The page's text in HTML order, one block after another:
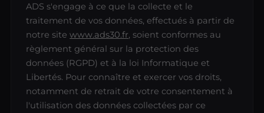
ADS s'engage à ce que la collecte et le
traitement de vos données, effectués à partir de
notre sitewww.ads30.fr, soient conformes au
règlement général sur la protection des
données (RGPD) et à la loi Informatique et
Libertés. Pour connaître et exercer vos droits,
notamment de retrait de votre consentement à
l'utilisation des données collectées par ce